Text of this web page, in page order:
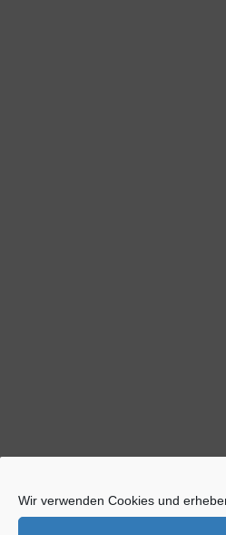
Wir verwenden Cookies und